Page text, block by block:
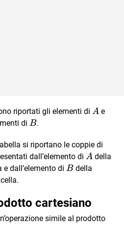
riportati gli elementi di A
A e
di B
B.
si riportano le coppie di
dall’elemento di A
Adella
dall’elemento di B
Bdella
cartesiano
simile al prodotto